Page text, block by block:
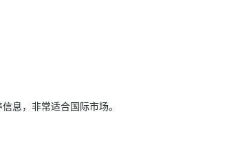
息，非常适合国际市场。